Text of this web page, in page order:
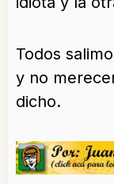
Todos
y no
dicho.